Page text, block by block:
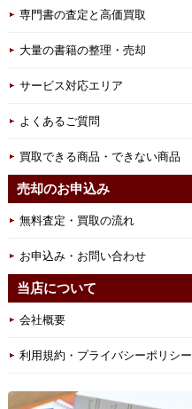
専門書の査定と高価買取
大量の書籍の整理・売却
サービス対応エリア
よくあるご質問
買取できる商品・できない商品
売却のお申込み
無料査定・買取の流れ
お申込み・お問い合わせ
当店について
会社概要
利用規約・プライバシーポリシー